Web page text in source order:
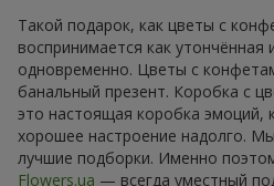
Такой подарок, как цветы с
воспринимается как
одновременно. Цветы с
банальный презент. Коробка с
это настоящая коробка эмоций,
хорошее настроение надолго.
лучшие подборки. Именно
Flowers.ua — всегда уместный